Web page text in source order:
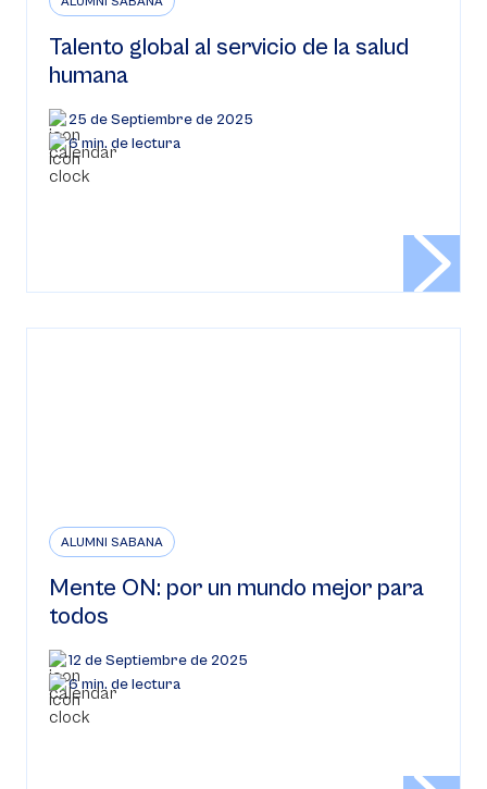
Talento global al servicio de la salud
humana
25 de Septiembre de 2025
6 min. de lectura
ALUMNI SABANA
Mente ON: por un mundo mejor para
todos
12 de Septiembre de 2025
6 min. de lectura